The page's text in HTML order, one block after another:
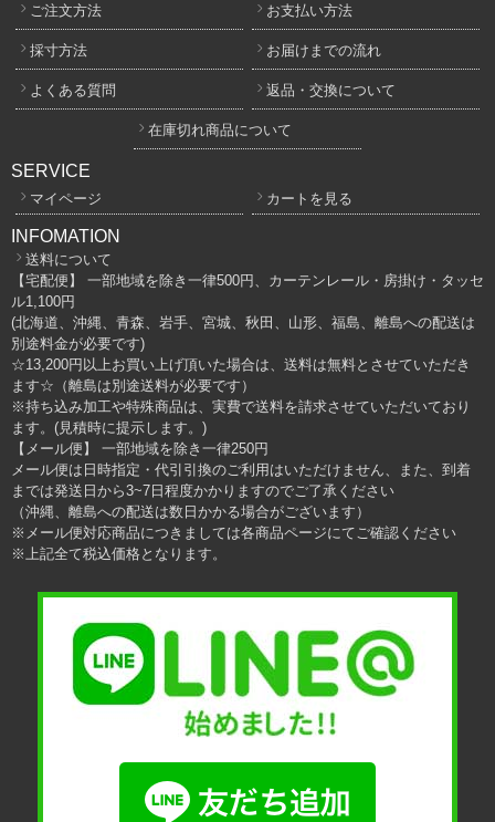
ご注文方法 お支払い方法
採寸方法 お届けまでの流れ
よくある質問 返品・交換について
在庫切れ商品について
SERVICE
マイページ カートを見る
INFOMATION
送料について
【宅配便】 一部地域を除き一律500円、カーテンレール・房掛け・タッセ
ル1,100円
(北海道、沖縄、青森、岩手、宮城、秋田、山形、福島、離島への配送は
別途料金が必要です)
☆13,200円以上お買い上げ頂いた場合は、送料は無料とさせていただき
ます☆（離島は別途送料が必要です）
※持ち込み加工や特殊商品は、実費で送料を請求させていただいており
ます。(見積時に提示します。)
【メール便】 一部地域を除き一律250円
メール便は日時指定・代引引換のご利用はいただけません、また、到着
までは発送日から3~7日程度かかりますのでご了承ください
（沖縄、離島への配送は数日かかる場合がございます）
※メール便対応商品につきましては各商品ページにてご確認ください
※上記全て税込価格となります。